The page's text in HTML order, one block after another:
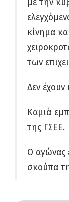
με την
κίνημα
των
Δεν
Καμιά
της ΓΣΕΕ.
Ο αγώνας
σκούπα